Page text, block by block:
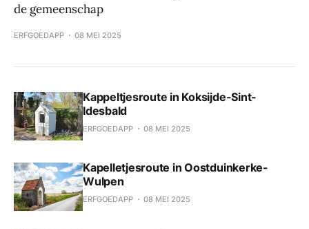
de gemeenschap
ERFGOEDAPP 08 MEI 2025
Kappeltjesroute in Koksijde-Sint-
Idesbald
ERFGOEDAPP 08 MEI 2025
Kapelletjesroute in Oostduinkerke-
Wulpen
ERFGOEDAPP 08 MEI 2025